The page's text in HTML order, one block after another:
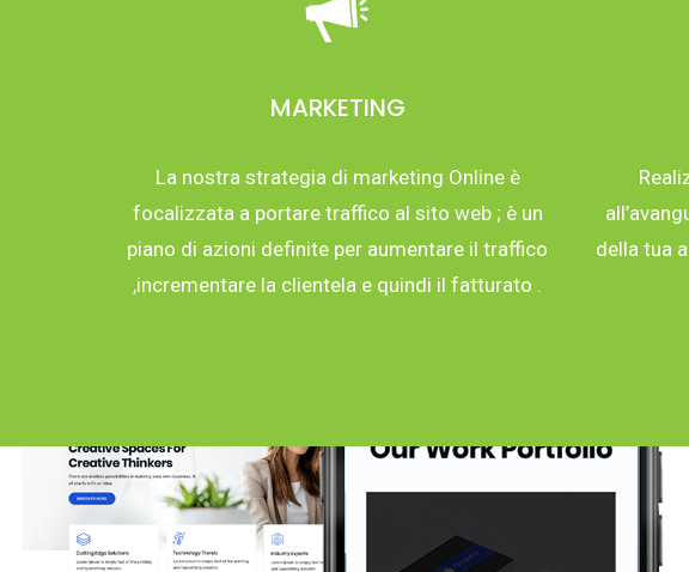
MARKETING
La nostra strategia di marketing Online è
focalizzata a portare traffico al sito web ; è un
piano di azioni definite per aumentare il traffico
,incrementare la clientela e quindi il fatturato .
della tua